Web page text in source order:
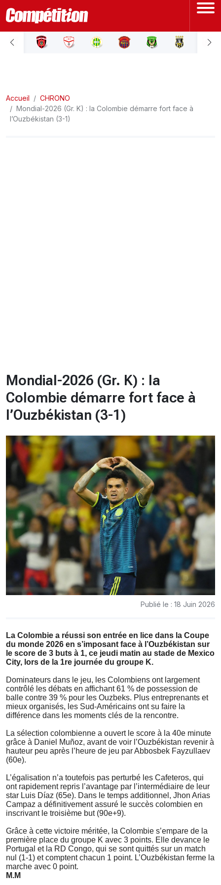
ACCUEIL
LIGUE 2
COUPE D'ALGÉRIE
Accueil
CHRONO
Mondial-2026 (Gr. K) : la Colombie démarre fort face à
l’Ouzbékistan (3-1)
Mondial-2026 (Gr. K) : la
Colombie démarre fort face à
l’Ouzbékistan (3-1)
Publié le : 18 Juin 2026
La Colombie a réussi son entrée en lice dans la Coupe
du monde 2026 en s’imposant face à l’Ouzbékistan sur
le score de 3 buts à 1, ce jeudi matin au stade de Mexico
City, lors de la 1re journée du groupe K.
Dominateurs dans le jeu, les Colombiens ont largement
contrôlé les débats en affichant 61 % de possession de
balle contre 39 % pour les Ouzbeks. Plus entreprenants et
mieux organisés, les Sud-Américains ont su faire la
différence dans les moments clés de la rencontre.
La sélection colombienne a ouvert le score à la 40e minute
grâce à Daniel Muñoz, avant de voir l’Ouzbékistan revenir à
hauteur peu après l’heure de jeu par Abbosbek Fayzullaev
(60e).
L’égalisation n’a toutefois pas perturbé les Cafeteros, qui
ont rapidement repris l’avantage par l’intermédiaire de leur
star Luis Díaz (65e). Dans le temps additionnel, Jhon Arias
Campaz a définitivement assuré le succès colombien en
inscrivant le troisième but (90e+9).
Grâce à cette victoire méritée, la Colombie s’empare de la
première place du groupe K avec 3 points. Elle devance le
Portugal et la RD Congo, qui se sont quittés sur un match
nul (1-1) et comptent chacun 1 point. L’Ouzbékistan ferme la
marche avec 0 point.
M.M